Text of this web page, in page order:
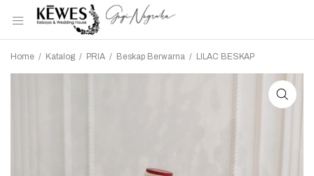
Home / Katalog / PRIA / Beskap Berwarna / LILAC BESKAP